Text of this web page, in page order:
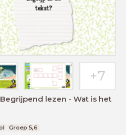
lezen - Wat is het
Groep 5,6